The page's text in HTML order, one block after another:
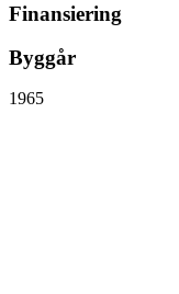
Finansiering
Byggår
1965